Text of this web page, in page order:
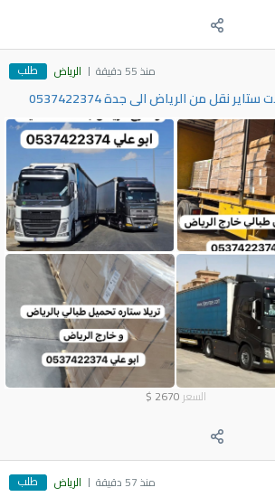
منذ 55 دقيقة الرياض طلب
نقل من الرياض الى جدة 0537422374
السعر 2670
$
منذ 57 دقيقة الرياض طلب